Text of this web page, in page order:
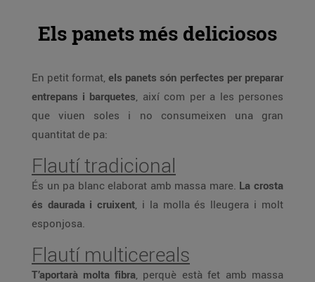
Els panets més deliciosos
En petit format, els panets són perfectes per preparar
entrepans i barquetes, així com per a les persones
que viuen soles i no consumeixen una gran
quantitat de pa:
Flautí tradicional
És un pa blanc elaborat amb massa mare. La crosta
és daurada i cruixent, i la molla és lleugera i molt
esponjosa.
Flautí multicereals
T’aportarà molta fibra, perquè està fet amb massa